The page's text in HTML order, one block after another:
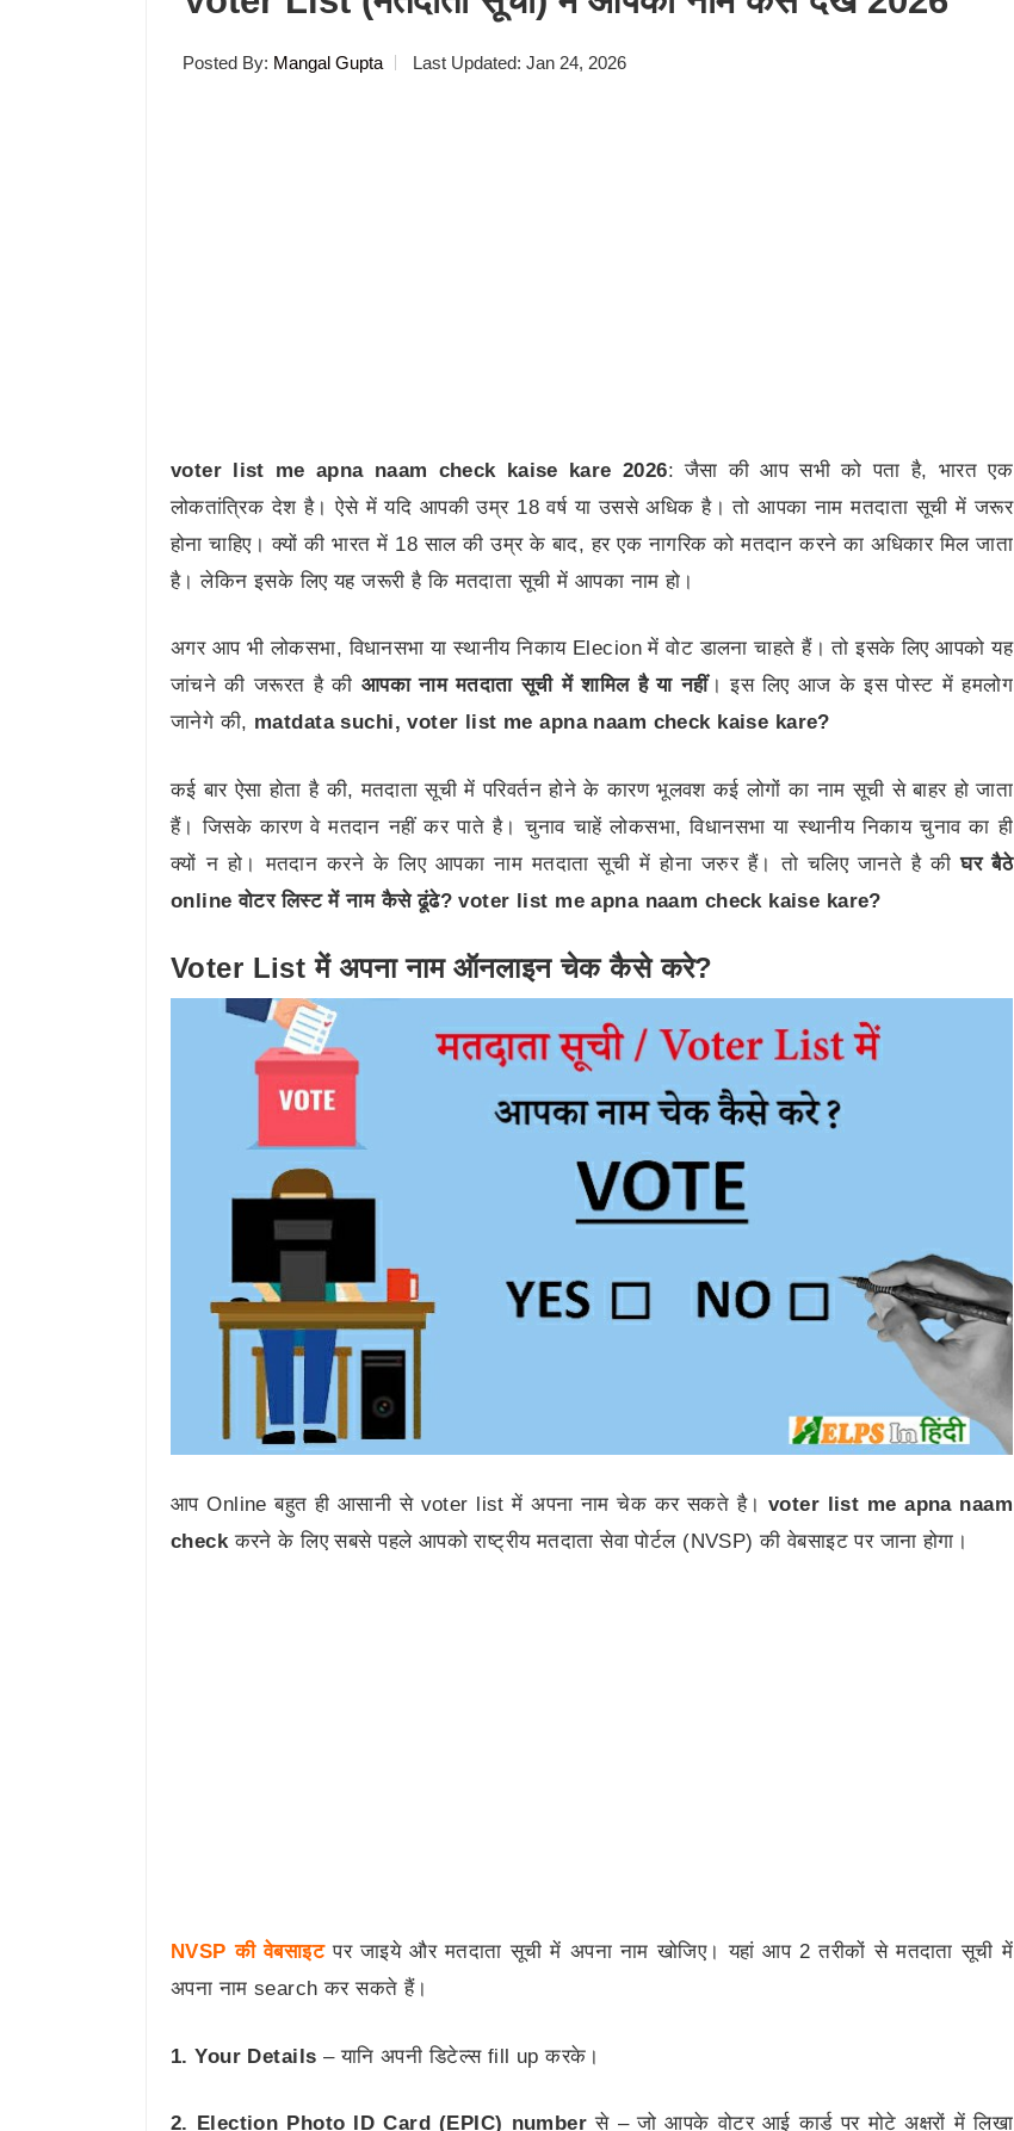
Posted By: Mangal Gupta Last Updated: Jan 24, 2026
voter list me apna naam check kaise kare 2026: जैसा की आप सभी को पता है, भारत एक
लोकतांत्रिक देश है। ऐसे में यदि आपकी उम्र 18 वर्ष या उससे अधिक है। तो आपका नाम मतदाता सूची में जरूर
होना चाहिए। क्यों की भारत में 18 साल की उम्र के बाद, हर एक नागरिक को मतदान करने का अधिकार मिल जाता
है। लेकिन इसके लिए यह जरूरी है कि मतदाता सूची में आपका नाम हो।
अगर आप भी लोकसभा, विधानसभा या स्थानीय निकाय Elecion में वोट डालना चाहते हैं। तो इसके लिए आपको यह
जांचने की जरूरत है की आपका नाम मतदाता सूची में शामिल है या नहीं। इस लिए आज के इस पोस्ट में हमलोग
जानेगे की, matdata suchi, voter list me apna naam check kaise kare?
कई बार ऐसा होता है की, मतदाता सूची में परिवर्तन होने के कारण भूलवश कई लोगों का नाम सूची से बाहर हो जाता
हैं। जिसके कारण वे मतदान नहीं कर पाते है। चुनाव चाहें लोकसभा, विधानसभा या स्थानीय निकाय चुनाव का ही
क्यों न हो। मतदान करने के लिए आपका नाम मतदाता सूची में होना जरुर हैं। तो चलिए जानते है कीघर बैठे
online वोटर लिस्ट में नाम कैसे ढूंढे? voter list me apna naam check kaise kare?
Voter List में अपना नाम ऑनलाइन चेक कैसे करे?
आप Online बहुत ही आसानी से voter list में अपना नाम चेक कर सकते है।voter list me apna naam
checkकरने के लिए सबसे पहले आपको राष्ट्रीय मतदाता सेवा पोर्टल (NVSP) की वेबसाइट पर जाना होगा।
NVSP की वेबसाइटपर जाइये और मतदाता सूची में अपना नाम खोजिए। यहां आप 2 तरीकों से मतदाता सूची में
अपना नाम search कर सकते हैं।
1. Your Details – यानि अपनी डिटेल्स fill up करके।
2. Election Photo ID Card (EPIC) number से – जो आपके वोटर आई कार्ड पर मोटे अक्षरों में लिखा